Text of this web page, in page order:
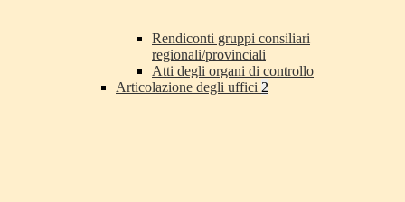
Rendiconti gruppi consiliari
regionali/provinciali
Atti degli organi di controllo
Articolazione degli uffici 2